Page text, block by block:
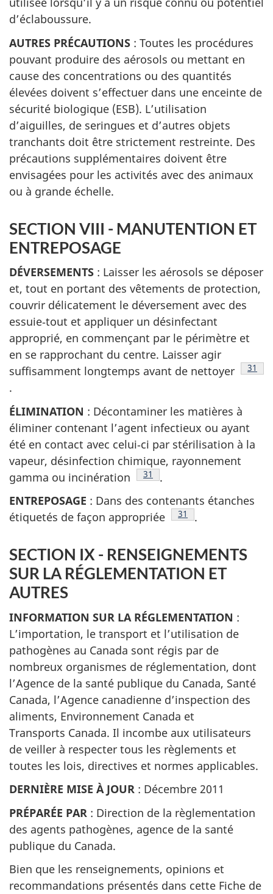
d’éclaboussure.
AUTRES PRÉCAUTIONS : Toutes les procédures
pouvant produire des aérosols ou mettant en
cause des concentrations ou des quantités
élevées doivent s’effectuer dans une enceinte de
sécurité biologique (ESB). L’utilisation
d’aiguilles, de seringues et d’autres objets
tranchants doit être strictement restreinte. Des
précautions supplémentaires doivent être
envisagées pour les activités avec des animaux
ou à grande échelle.
SECTION VIII - MANUTENTION ET
ENTREPOSAGE
DÉVERSEMENTS : Laisser les aérosols se déposer
et, tout en portant des vêtements de protection,
couvrir délicatement le déversement avec des
essuie‑tout et appliquer un désinfectant
approprié, en commençant par le périmètre et
en se rapprochant du centre. Laisser agir
suffisamment longtemps avant de nettoyer
Note
31
.
ÉLIMINATION : Décontaminer les matières à
éliminer contenant l’agent infectieux ou ayant
été en contact avec celui‑ci par stérilisation à la
vapeur, désinfection chimique, rayonnement
gamma ou incinération
Note de bas de page
31
.
ENTREPOSAGE : Dans des contenants étanches
étiquetés de façon appropriée
Note de bas de page
31 .
SECTION IX - RENSEIGNEMENTS
SUR LA RÉGLEMENTATION ET
AUTRES
INFORMATION SUR LA RÉGLEMENTATION :
L’importation, le transport et l’utilisation de
pathogènes au Canada sont régis par de
nombreux organismes de réglementation, dont
l’Agence de la santé publique du Canada, Santé
Canada, l’Agence canadienne d’inspection des
aliments, Environnement Canada et
Transports Canada. Il incombe aux utilisateurs
de veiller à respecter tous les règlements et
toutes les lois, directives et normes applicables.
DERNIÈRE MISE À JOUR : Décembre 2011
PRÉPARÉE PAR : Direction de la règlementation
des agents pathogènes, agence de la santé
publique du Canada.
Bien que les renseignements, opinions et
recommandations présentés dans cette Fiche de